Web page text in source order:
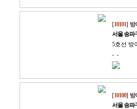
[10101] 방
서울 송파
5호선 방
- -
[10100] 방
서울 송파